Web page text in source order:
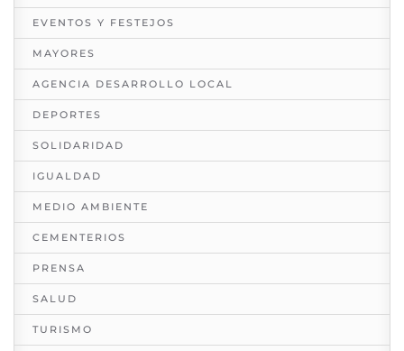
EVENTOS Y FESTEJOS
MAYORES
AGENCIA DESARROLLO LOCAL
DEPORTES
SOLIDARIDAD
IGUALDAD
MEDIO AMBIENTE
CEMENTERIOS
PRENSA
SALUD
TURISMO